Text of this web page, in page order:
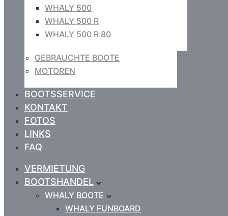
WHALY 500
WHALY 500 R
WHALY 500 R 80
GEBRAUCHTE BOOTE
MOTOREN
BOOTSSERVICE
KONTAKT
FOTOS
LINKS
FAQ
VERMIETUNG
BOOTSHANDEL
WHALY BOOTE
WHALY FUNBOARD